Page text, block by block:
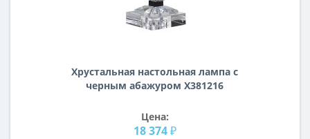
Хрустальная настольная лампа с
черным абажуром X381216
Цена:
18 374 ₽